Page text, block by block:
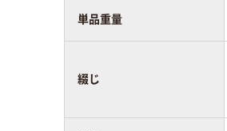
単品重量
綴じ